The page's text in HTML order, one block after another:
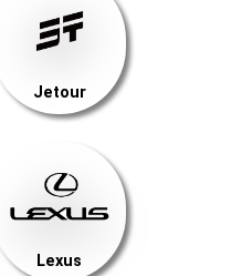
Jetour
Lexus